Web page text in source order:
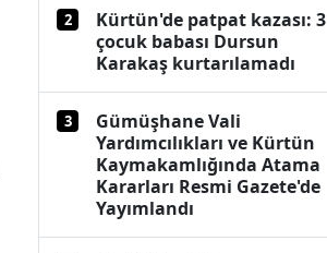
2
Kürtün'de patpat kazası: 3
çocuk babası Dursun
Karakaş kurtarılamadı
3
Gümüşhane Vali
Yardımcılıkları ve Kürtün
Kaymakamlığında Atama
Kararları Resmi Gazete'de
Yayımlandı